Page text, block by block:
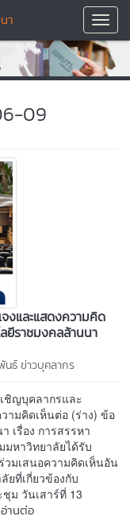
า
09
งและแสดงความคิด
ยีราชมงคลล้านนา
นธ์ข่าวบุคลากร
ชิญบุคลากรและ
ามคิดเห็นต่อ (ร่าง) ข้อ
เรื่อง การสรรหา
มหาวิทยาลัยได้รับ
วมเสนอความคิดเห็นอัน
ยที่เกี่ยวข้องกับ
ม วันเสาร์ที่ 13
านต่อ